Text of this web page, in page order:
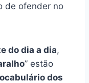
de ofender no
do dia a dia,
” estão
dos